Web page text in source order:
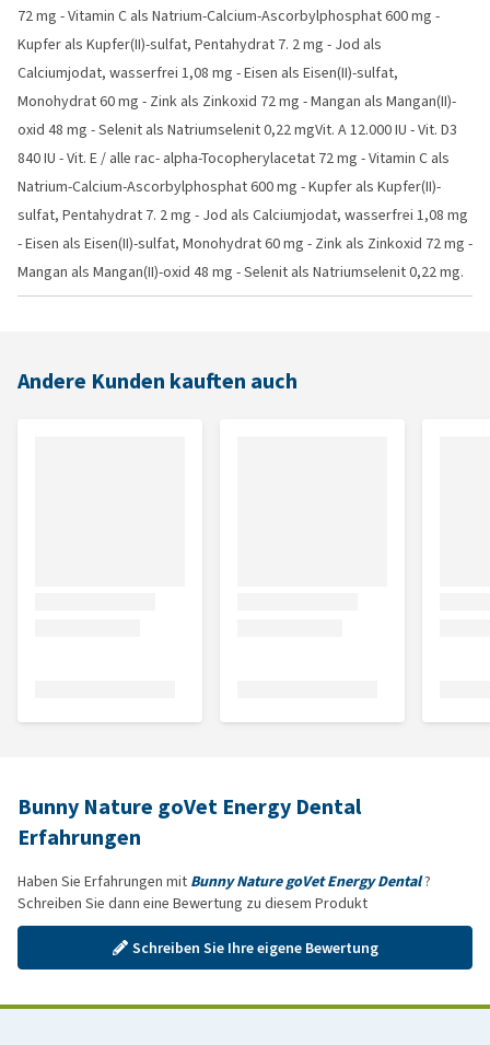
72 mg - Vitamin C als Natrium-Calcium-Ascorbylphosphat 600 mg -
Kupfer als Kupfer(II)-sulfat, Pentahydrat 7. 2 mg - Jod als
Calciumjodat, wasserfrei 1,08 mg - Eisen als Eisen(II)-sulfat,
Monohydrat 60 mg - Zink als Zinkoxid 72 mg - Mangan als Mangan(II)-
oxid 48 mg - Selenit als Natriumselenit 0,22 mgVit. A 12.000 IU - Vit. D3
840 IU - Vit. E / alle rac- alpha-Tocopherylacetat 72 mg - Vitamin C als
Natrium-Calcium-Ascorbylphosphat 600 mg - Kupfer als Kupfer(II)-
sulfat, Pentahydrat 7. 2 mg - Jod als Calciumjodat, wasserfrei 1,08 mg
- Eisen als Eisen(II)-sulfat, Monohydrat 60 mg - Zink als Zinkoxid 72 mg -
Mangan als Mangan(II)-oxid 48 mg - Selenit als Natriumselenit 0,22 mg.
Andere Kunden kauften auch
Bunny Nature goVet Energy Dental
Erfahrungen
Haben Sie Erfahrungen mit Bunny Nature goVet Energy Dental?
Schreiben Sie dann eine Bewertung zu diesem Produkt
Schreiben Sie Ihre eigene Bewertung